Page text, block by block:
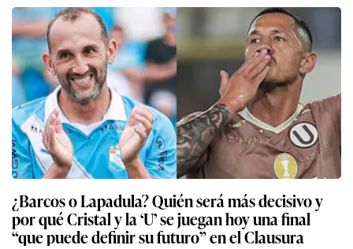
¿Barcos o Lapadula? Quién será más decisivo y
por qué Cristal y la ‘U’ se juegan hoy una final
“que puede definir su futuro” en el Clausura